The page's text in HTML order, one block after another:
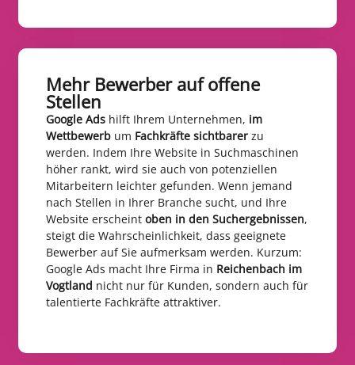
Mehr Bewerber auf offene
Stellen​
Google Ads hilft Ihrem Unternehmen, im
Wettbewerb um Fachkräfte sichtbarer zu
werden. Indem Ihre Website in Suchmaschinen
höher rankt, wird sie auch von potenziellen
Mitarbeitern leichter gefunden. Wenn jemand
nach Stellen in Ihrer Branche sucht, und Ihre
Website erscheint oben in den Suchergebnissen,
steigt die Wahrscheinlichkeit, dass geeignete
Bewerber auf Sie aufmerksam werden. Kurzum:
Google Ads macht Ihre Firma in Reichenbach im
Vogtland nicht nur für Kunden, sondern auch für
talentierte Fachkräfte attraktiver.